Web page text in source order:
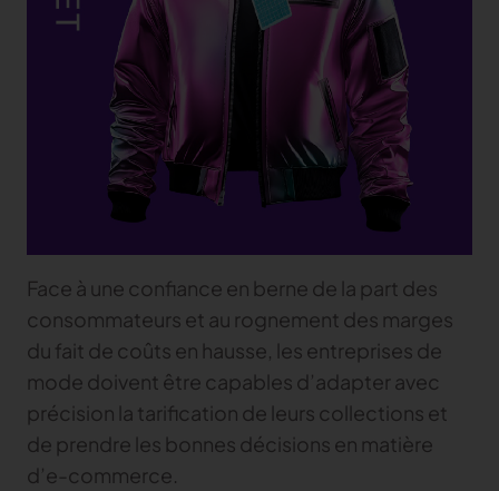
Face à une confiance en berne de la part des
consommateurs et au rognement des marges
du fait de coûts en hausse, les entreprises de
mode doivent être capables d’adapter avec
précision la tarification de leurs collections et
de prendre les bonnes décisions en matière
d’e-commerce.